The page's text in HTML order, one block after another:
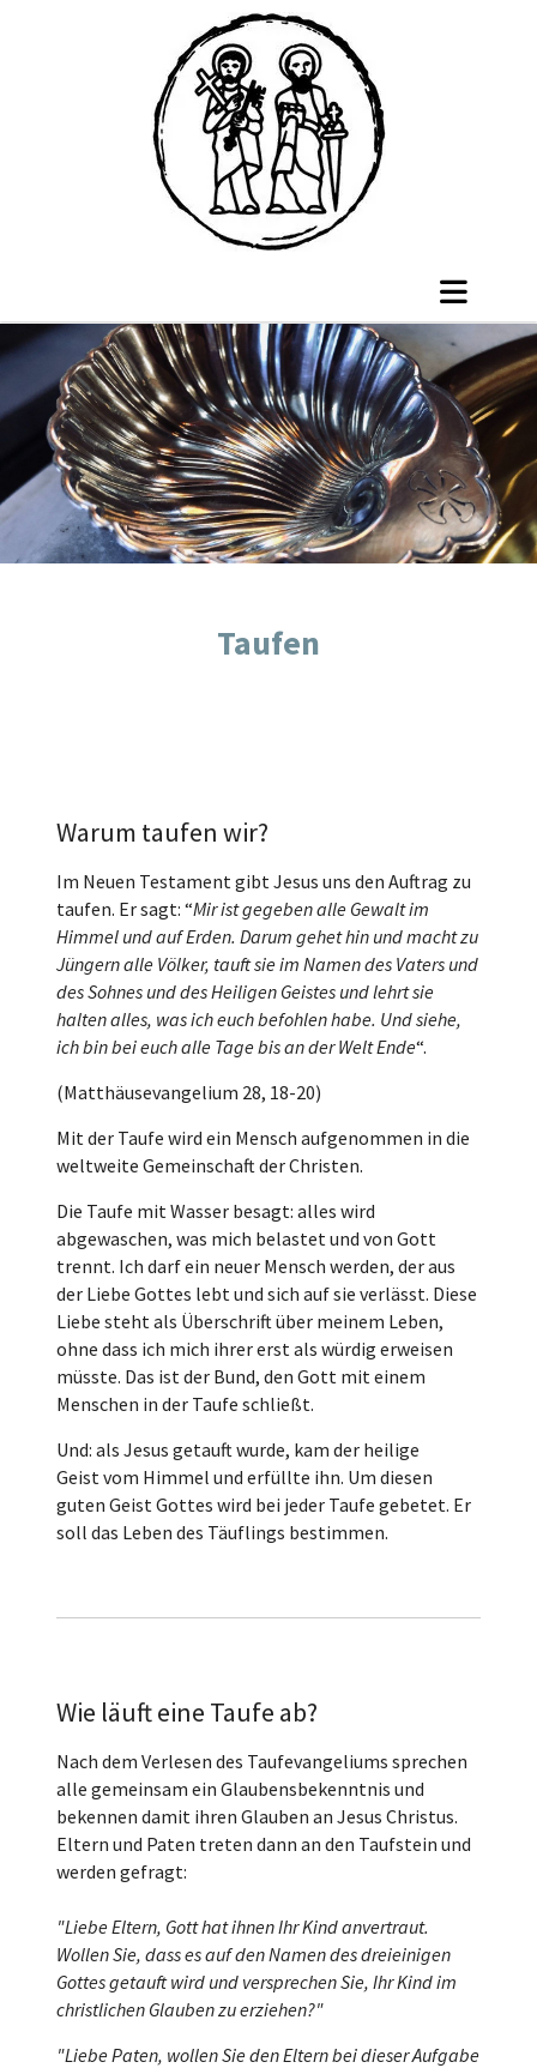
Taufen
Warum taufen wir?
Im Neuen Testament gibt Jesus uns den Auftrag zu
taufen. Er sagt: “Mir ist gegeben alle Gewalt im
Himmel und auf Erden. Darum gehet hin und macht zu
Jüngern alle Völker, tauft sie im Namen des Vaters und
des Sohnes und des Heiligen Geistes und lehrt sie
halten alles, was ich euch befohlen habe. Und siehe,
ich bin bei euch alle Tage bis an der Welt Ende“.
(Matthäusevangelium 28, 18-20)
Mit der Taufe wird ein Mensch aufgenommen in die
weltweite Gemeinschaft der Christen.
Die Taufe mit Wasser besagt: alles wird
abgewaschen, was mich belastet und von Gott
trennt. Ich darf ein neuer Mensch werden, der aus
der Liebe Gottes lebt und sich auf sie verlässt. Diese
Liebe steht als Überschrift über meinem Leben,
ohne dass ich mich ihrer erst als würdig erweisen
müsste. Das ist der Bund, den Gott mit einem
Menschen in der Taufe schließt.
Und: als Jesus getauft wurde, kam der heilige
Geist vom Himmel und erfüllte ihn. Um diesen
guten Geist Gottes wird bei jeder Taufe gebetet. Er
soll das Leben des Täuflings bestimmen.
Wie läuft eine Taufe ab?
Nach dem Verlesen des Taufevangeliums sprechen
alle gemeinsam ein Glaubensbekenntnis und
bekennen damit ihren Glauben an Jesus Christus.
Eltern und Paten treten dann an den Taufstein und
werden gefragt:
"Liebe Eltern, Gott hat ihnen Ihr Kind anvertraut.
Wollen Sie, dass es auf den Namen des dreieinigen
Gottes getauft wird und versprechen Sie, Ihr Kind im
christlichen Glauben zu erziehen?"
"Liebe Paten, wollen Sie den Eltern bei dieser Aufgabe